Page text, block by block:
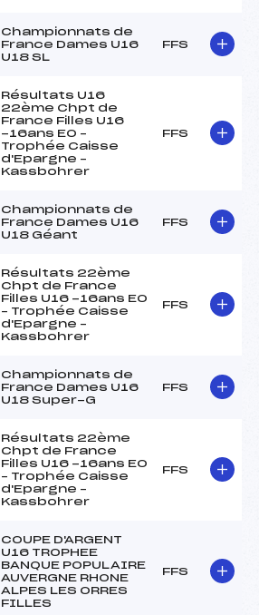
Championnats de
France Dames U16
U18 SL
FFS
Résultats U16
22ème Chpt de
France Filles U16
-16ans EO –
Trophée Caisse
d'Epargne –
Kassbohrer
FFS
Championnats de
France Dames U16
U18 Géant
FFS
Résultats 22ème
Chpt de France
Filles U16 -16ans EO
– Trophée Caisse
d'Epargne –
Kassbohrer
FFS
Championnats de
France Dames U16
U18 Super-G
FFS
Résultats 22ème
Chpt de France
Filles U16 -16ans EO
– Trophée Caisse
d'Epargne –
Kassbohrer
FFS
COUPE D'ARGENT
U16 TROPHEE
BANQUE POPULAIRE
AUVERGNE RHONE
ALPES LES ORRES
FILLES
FFS